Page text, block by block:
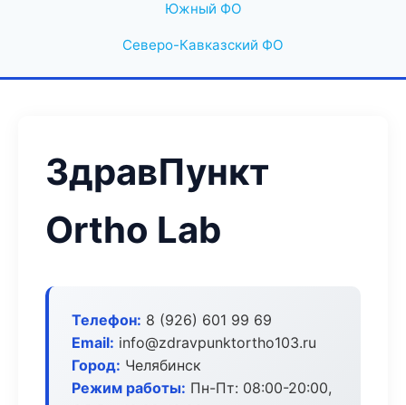
Южный ФО
Северо-Кавказский ФО
ЗдравПункт
Ortho Lab
Телефон: 8 (926) 601 99 69
Email: info@zdravpunktortho103.ru
Город: Челябинск
Режим работы: Пн-Пт: 08:00-20:00,